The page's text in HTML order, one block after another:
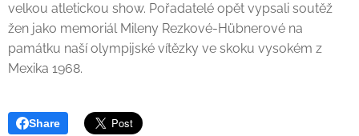
velkou atletickou show. Pořadatelé opět vypsali soutěž
žen jako memoriál Mileny Rezkové-Hübnerové na
památku naší olympijské vítězky ve skoku vysokém z
Mexika 1968.
Share